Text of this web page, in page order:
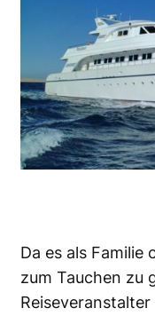
Da es als
zum Tauchen zu